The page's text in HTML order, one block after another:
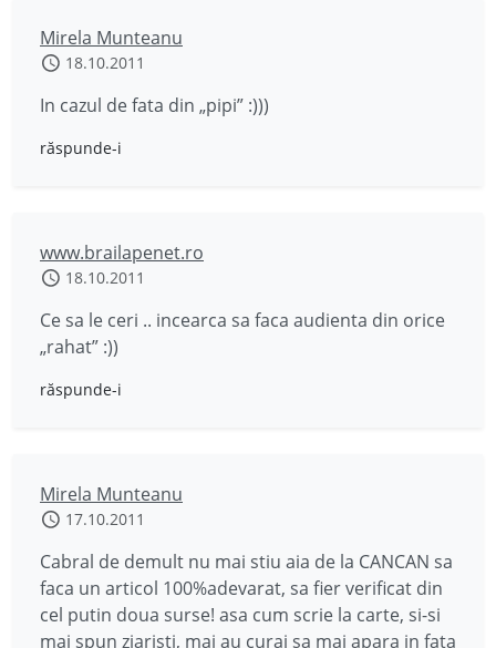
Mirela Munteanu
18.10.2011
In cazul de fata din „pipi” :)))
răspunde-i
www.brailapenet.ro
18.10.2011
Ce sa le ceri .. incearca sa faca audienta din orice
„rahat” :))
răspunde-i
Mirela Munteanu
17.10.2011
Cabral de demult nu mai stiu aia de la CANCAN sa
faca un articol 100%adevarat, sa fier verificat din
cel putin doua surse! asa cum scrie la carte, si-si
mai spun ziaristi, mai au curaj sa mai apara in fata